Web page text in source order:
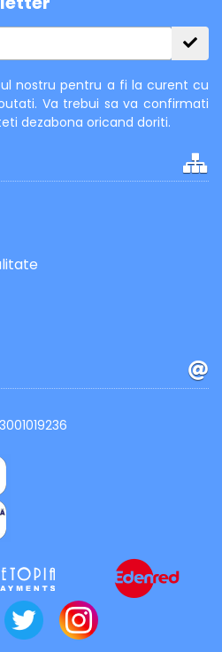
nostru pentru a fi la curent cu
Va trebui sa va confirmati
dezabona oricand doriti.